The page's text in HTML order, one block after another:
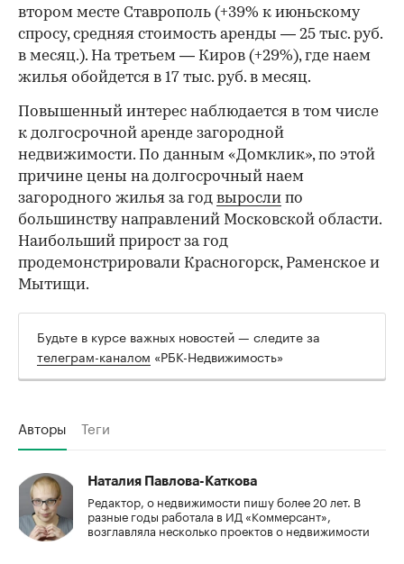
втором месте Ставрополь (+39% к июньскому
спросу, средняя стоимость аренды — 25 тыс. руб.
в месяц.). На третьем — Киров (+29%), где наем
жилья обойдется в 17 тыс. руб. в месяц.
Повышенный интерес наблюдается в том числе
к долгосрочной аренде загородной
недвижимости. По данным «Домклик», по этой
причине цены на долгосрочный наем
загородного жилья за год выросли по
большинству направлений Московской области.
Наибольший прирост за год
продемонстрировали Красногорск, Раменское и
Мытищи.
Будьте в курсе важных новостей — следите за
телеграм-каналом «РБК-Недвижимость»
Авторы Теги
Наталия Павлова-Каткова
Редактор, о недвижимости пишу более 20 лет. В
разные годы работала в ИД «Коммерсант»,
возглавляла несколько проектов о недвижимости